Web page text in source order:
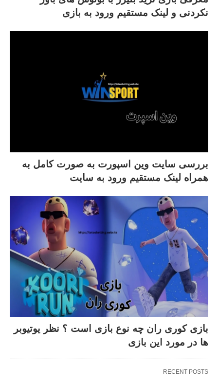
نکردنی و لینک مستقیم ورود به بازی
بررسی سایت وین اسپورت به صورت کامل به
همراه لینک مستقیم ورود به سایت
بازی کوری ران چه نوع بازی است ؟ نظر یوتیوبر
ها در مورد این بازی
RECENT POSTS